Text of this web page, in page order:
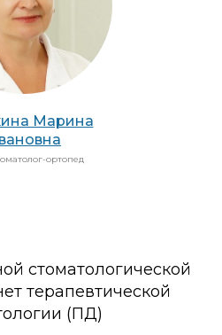
Марина
ортопед
стоматологической
терапевтической
(ПД)